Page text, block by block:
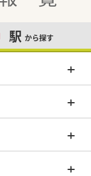
駅 から探す